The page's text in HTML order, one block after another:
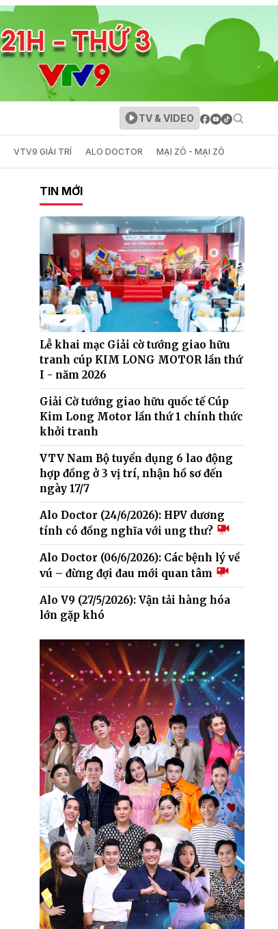
TV & VIDEO
VTV9 GIẢI TRÍ ALO DOCTOR MẠI ZÔ - MẠI ZÔ
TIN MỚI
Lễ khai mạc Giải cờ tướng giao hữu
tranh cúp KIM LONG MOTOR lần thứ
I - năm 2026
Giải Cờ tướng giao hữu quốc tế Cúp
Kim Long Motor lần thứ 1 chính thức
khởi tranh
VTV Nam Bộ tuyển dụng 6 lao động
hợp đồng ở 3 vị trí, nhận hồ sơ đến
ngày 17/7
Alo Doctor (24/6/2026): HPV dương
tính có đồng nghĩa với ung thư?
Alo Doctor (06/6/2026): Các bệnh lý về
vú – đừng đợi đau mới quan tâm
Alo V9 (27/5/2026): Vận tải hàng hóa
lớn gặp khó